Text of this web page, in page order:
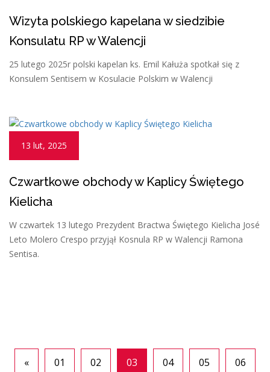
Wizyta polskiego kapelana w siedzibie
Konsulatu RP w Walencji
25 lutego 2025r polski kapelan ks. Emil Kałuża spotkał się z
Konsulem Sentisem w Kosulacie Polskim w Walencji
13 lut, 2025
Czwartkowe obchody w Kaplicy Świętego
Kielicha
W czwartek 13 lutego Prezydent Bractwa Świętego Kielicha José
Leto Molero Crespo przyjął Kosnula RP w Walencji Ramona
Sentisa.
« 01 02 03 04 05 06